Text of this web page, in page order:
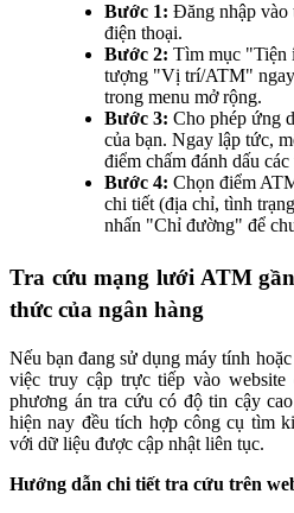
Bước 1: Đăng nhập vào
điện thoại.
Bước 2: Tìm mục "Tiện
tượng "Vị trí/ATM" ngay
trong menu mở rộng.
Bước 3: Cho phép ứng
của bạn. Ngay lập tức,
điểm chấm đánh dấu
Bước 4: Chọn điểm
chi tiết (địa chỉ, tình
nhấn "Chỉ đường" để
Tra cứu mạng lưới ATM
thức của ngân hàng
Nếu bạn đang sử dụng máy tính
việc truy cập trực tiếp vào
phương án tra cứu có độ tin cậy
hiện nay đều tích hợp công cụ tìm
với dữ liệu được cập nhật liên tục.
Hướng dẫn chi tiết tra cứu trên